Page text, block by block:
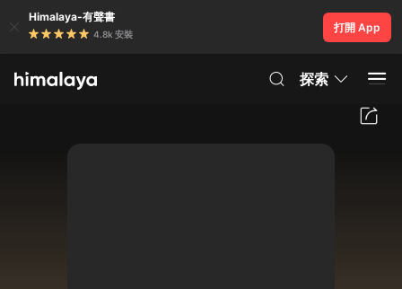
Himalaya-有聲書
4.8k 安裝
打開 App
探索